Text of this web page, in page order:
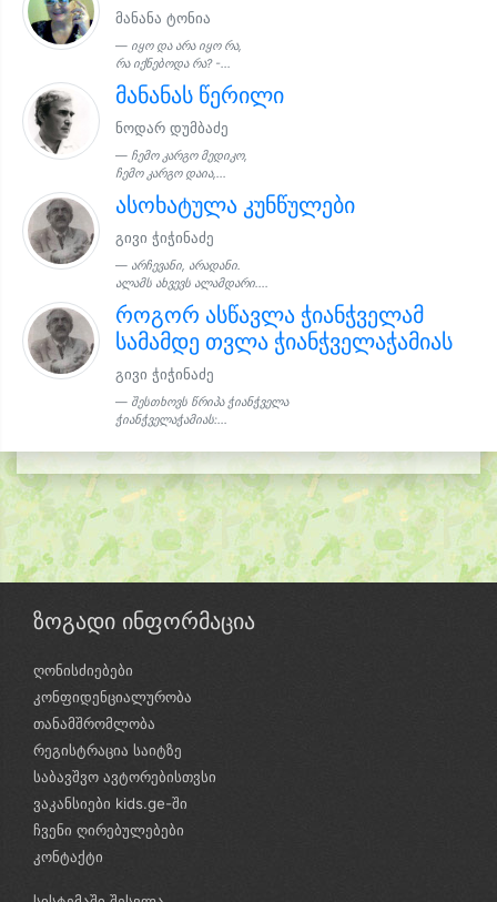
მანანა ტონია
იყო და არა იყო რა,
რა იქნებოდა რა? -...
მანანას წერილი
ნოდარ დუმბაძე
ჩემო კარგო მედიკო,
ჩემო კარგო დაია,...
ასოხატულა კუნწულები
გივი ჭიჭინაძე
არჩევანი, არადანი.
ალამს ახვევს ალამდარი....
როგორ ასწავლა ჭიანჭველამ
სამამდე თვლა ჭიანჭველაჭამიას
გივი ჭიჭინაძე
შესთხოვს წრიპა ჭიანჭველა
ჭიანჭველაჭამიას:...
ზოგადი ინფორმაცია
ღონისძიებები
კონფიდენციალურობა
თანამშრომლობა
რეგისტრაცია საიტზე
საბავშვო ავტორებისთვსი
ვაკანსიები kids.ge-ში
ჩვენი ღირებულებები
კონტაქტი